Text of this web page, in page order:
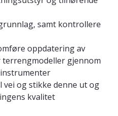
samt kontrollere
oppdatering av
gjennom
vei og stikke denne ut og
kvalitet